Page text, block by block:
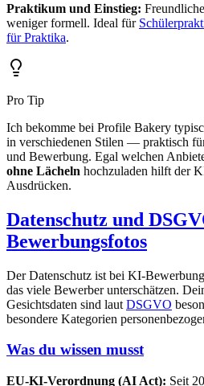
Praktikum und Einstieg:
weniger formell. Ideal für
für Praktika.
Pro Tip
Ich bekomme bei Profile Bakery
in verschiedenen Stilen — praktisch
und Bewerbung. Egal welchen
ohne Lächeln hochzuladen hilft der
Ausdrücken.
Datenschutz und
Bewerbungsfotos
Der Datenschutz ist bei KI-
das viele Bewerber unterschätzen.
Gesichtsdaten sind laut DSGVO
besondere Kategorien
Was du wissen musst
EU-KI-Verordnung (AI Act): Seit